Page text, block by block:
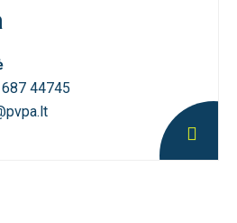
44745